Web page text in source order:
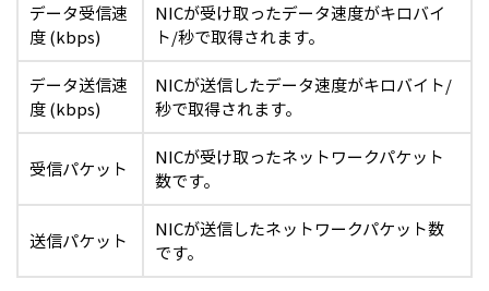
データ受信速
度 (kbps)
NICが受け取ったデータ速度がキロバイ
ト/秒で取得されます。
データ送信速
度 (kbps)
NICが送信したデータ速度がキロバイト/
秒で取得されます。
受信パケット
NICが受け取ったネットワークパケット
数です。
送信パケット
NICが送信したネットワークパケット数
です。